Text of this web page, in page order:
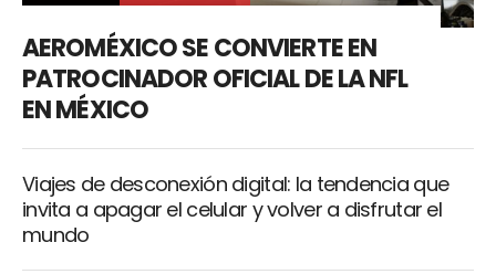
AEROMÉXICO SE CONVIERTE EN
PATROCINADOR OFICIAL DE LA NFL
EN MÉXICO
Viajes de desconexión digital: la tendencia que
invita a apagar el celular y volver a disfrutar el
mundo